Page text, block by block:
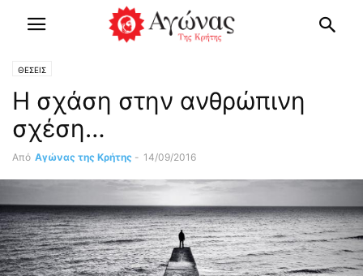
ΘΕΣΕΙΣ
Η σχάση στην ανθρώπινη
σχέση…
Από Αγώνας της Κρήτης - 14/09/2016